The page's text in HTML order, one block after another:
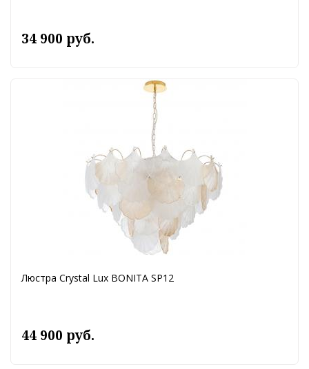
34 900 руб.
Люстра Crystal Lux BONITA SP12
44 900 руб.